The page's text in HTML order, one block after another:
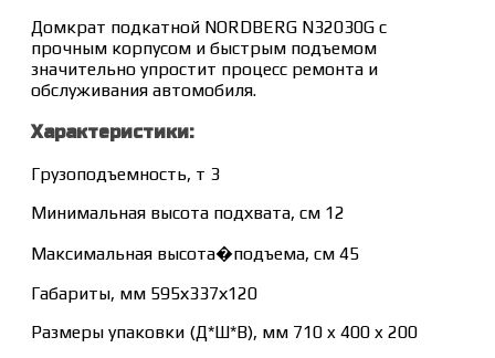
Домкрат подкатной NORDBERG N32030G с
прочным корпусом и быстрым подъемом
значительно упростит процесс ремонта и
обслуживания автомобиля.
Характеристики:
Грузоподъемность, т 3
Минимальная высота подхвата, см 12
Максимальная высота�подъема, см 45
Габариты, мм 595х337х120
Размеры упаковки (Д*Ш*В), мм 710 x 400 x 200